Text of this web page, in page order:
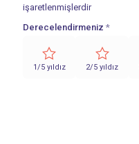
işaretlenmişlerdir
Derecelendirmeniz *
1/5 yıldız 2/5 yıldız